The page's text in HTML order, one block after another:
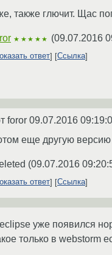
также глючит. Щас
★★★★★ (09.07.2016
ответ
Ссылка
foror 09.07.2016
еще другую версию
(09.07.2016
ответ Ссылка
уже появился
только в webstorm